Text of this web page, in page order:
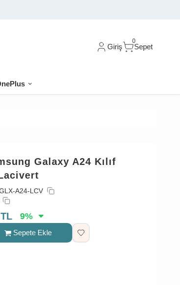
Giriş
0
Sepet
Galaxy A24 Kılıf
A24-LCV
TL 9%
Sepete Ekle